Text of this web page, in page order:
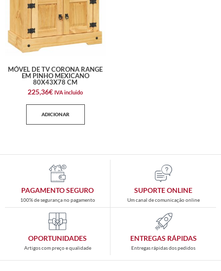
MÓVEL DE TV CORONA RANGE
EM PINHO MEXICANO
80X43X78 CM
225,36€ IVA incluido
ADICIONAR
PAGAMENTO SEGURO
100% de segurança no pagamento
SUPORTE ONLINE
Um canal de comunicação online
OPORTUNIDADES
Artigos com preço e qualidade
ENTREGAS RÁPIDAS
Entregas rápidas dos pedidos